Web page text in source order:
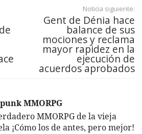
Noticia siguiente:
Gent de Dénia hace
balance de sus
mociones y reclama
mayor rapidez en la
ejecución de
acuerdos aprobados
MMORPG
MMORPG de la vieja
¡Cómo los de antes, pero mejor!